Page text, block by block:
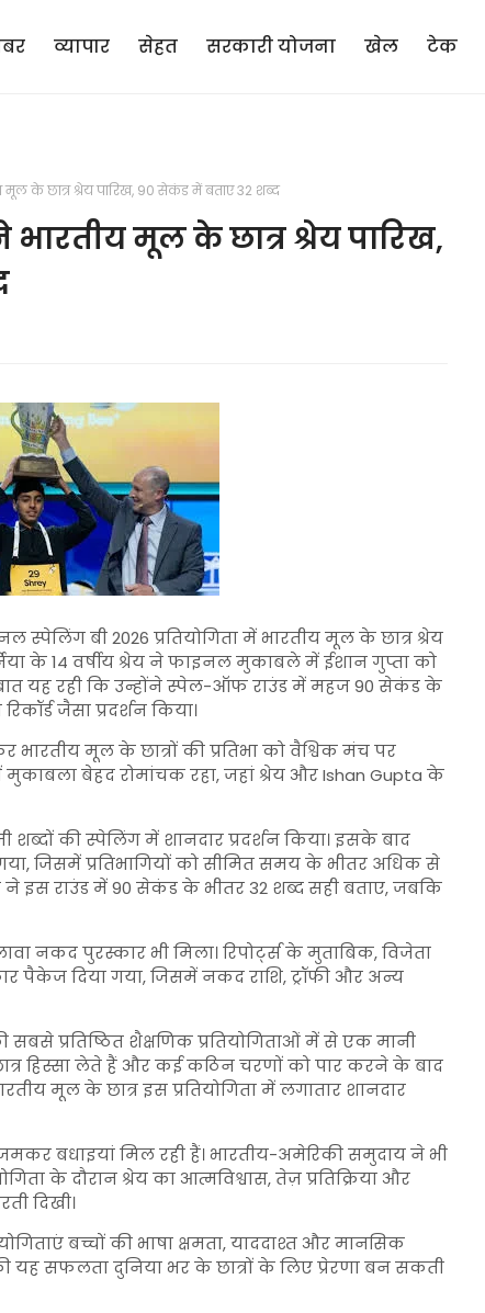
व्यापार सेहत सरकारी योजना खेल टेक
के छात्र श्रेय पारिख, 90 सेकंड में बताए 32 शब्द
मूल के छात्र श्रेय पारिख,
स्पेलिंग बी 2026 प्रतियोगिता में भारतीय मूल के छात्र श्रेय
के 14 वर्षीय श्रेय ने फाइनल मुकाबले में ईशान गुप्ता को
यह रही कि उन्होंने स्पेल-ऑफ राउंड में महज 90 सेकंड के
जैसा प्रदर्शन किया।
भारतीय मूल के छात्रों की प्रतिभा को वैश्विक मंच पर
मुकाबला बेहद रोमांचक रहा, जहां श्रेय और Ishan Gupta के
शब्दों की स्पेलिंग में शानदार प्रदर्शन किया। इसके बाद
जिसमें प्रतिभागियों को सीमित समय के भीतर अधिक से
ने इस राउंड में 90 सेकंड के भीतर 32 शब्द सही बताए, जबकि
नकद पुरस्कार भी मिला। रिपोर्ट्स के मुताबिक, विजेता
पैकेज दिया गया, जिसमें नकद राशि, ट्रॉफी और अन्य
सबसे प्रतिष्ठित शैक्षणिक प्रतियोगिताओं में से एक मानी
छात्र हिस्सा लेते हैं और कई कठिन चरणों को पार करने के बाद
मूल के छात्र इस प्रतियोगिता में लगातार शानदार
बधाइयां मिल रही हैं। भारतीय-अमेरिकी समुदाय ने भी
के दौरान श्रेय का आत्मविश्वास, तेज़ प्रतिक्रिया और
दिखी।
बच्चों की भाषा क्षमता, याददाश्त और मानसिक
यह सफलता दुनिया भर के छात्रों के लिए प्रेरणा बन सकती